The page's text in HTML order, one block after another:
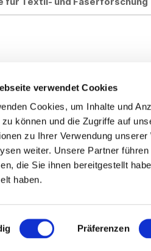
verwendet Cookies
Cookies, um Inhalte und
zu können und die Zugriffe auf
zu Ihrer Verwendung
weiter. Unsere Partner
die Sie ihnen bereitgestellt
haben.
Präferenzen